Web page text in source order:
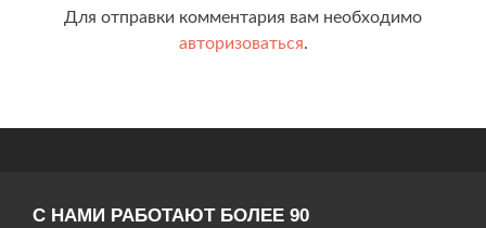
Для отправки комментария вам необходимо
авторизоваться.
С НАМИ РАБОТАЮТ БОЛЕЕ 90